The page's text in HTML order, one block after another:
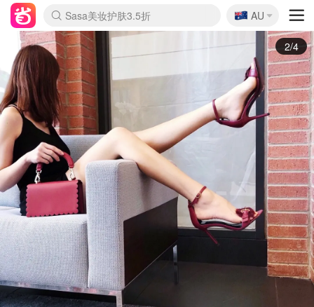
lululemon折扣上新
Sasa美妆护肤3.5折
SSENSE年中2.5折
FreshBeauty好价汇总
Cettire降价+叠9折
WWS Coles超市实拍
viagogo二手票捡漏
Myer超级周末
The Outnet奢牌1折起
David Jones 3折起
Flannels大牌1折
Perfumes Club护肤1折
AMIRO面罩$251
Amazon折扣汇总
eToro入金$200送$50
Amazon数码好物
ICONIC本周7.5折
ThedoubleF高奢地板价
Moose Knuckles 6折
丝芙兰5折起
EUFY摄像头$98
Selenichast首饰2折
Trip机票酒店促销
YSL送5件彩妆礼
Amazon家居好物
Amazon美妆护肤
雅漾大喷$8
过敏原检测盒$33
伊索独家赠50ml沐浴露
科颜氏高保湿面霜$29
SEALIFE海洋馆门票6折
丝塔芙大白罐$16
订阅Newsletter送香薰
Cult Beauty 6.8折
Harrods圣诞日历$525
LN-CC奢牌私促3折
d'Alba空姐喷雾$16
EVE LOM套装£56
Bernardelli独家4折
Adore Beauty 6折起
CT圣诞日历
Mytheresa奢品2.7折
Luxury Escapes 9折
Currentbody美容仪$881
MOON Garden Live
Roborock扫地机$649
Tingo Life水杯$24
Valentino官网5折
CR洗护套装$23
修丽可4件套$159
Myer彩妆2件7折
GANNI官网4.5折
Stylevana韩妆4折
Tessabit高奢8.5折
OGX洗发水$11
Amazon阿德莱德次日达
卡诗8.5折+赠礼
Philips Hue灯具8折
🇦🇺
AU
3/4